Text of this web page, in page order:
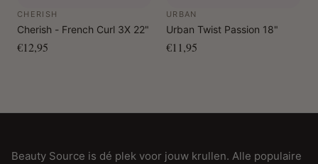
CHERISH
Cherish - French Curl 3X 22"
€12,95
URBAN
Urban Twist Passion 18"
€11,95
Beauty Source is dé plek voor jouw krullen. Alle populaire